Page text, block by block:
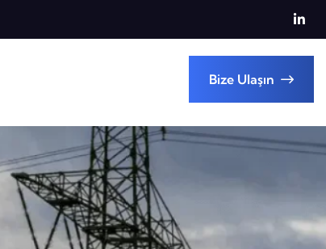
Bize Ulaşın